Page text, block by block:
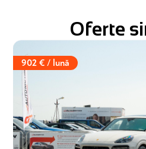
Oferte
902 € / lună